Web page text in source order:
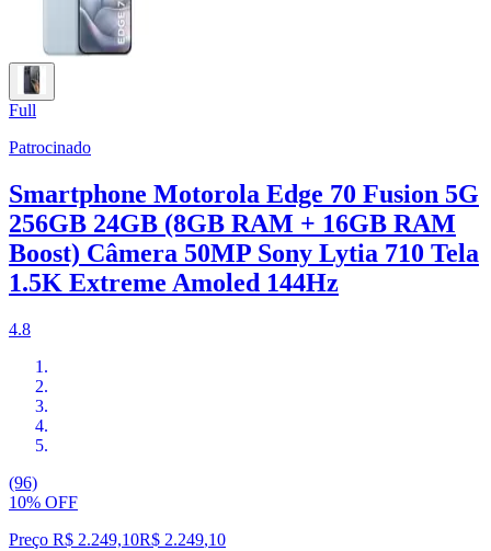
Full
Patrocinado
Smartphone Motorola Edge 70 Fusion 5G
256GB 24GB (8GB RAM + 16GB RAM
Boost) Câmera 50MP Sony Lytia 710 Tela
1.5K Extreme Amoled 144Hz
4.8
(96)
10% OFF
Preço R$ 2.249,10R$ 2.249,10